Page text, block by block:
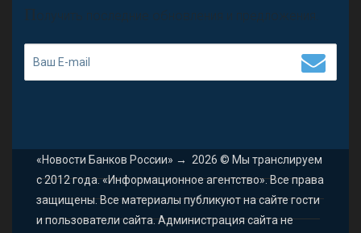
П олучить последние обновления и предложения.
«Новости Банков России» → 2026 © Мы транслируем
с 2012 года. «Информационное агентство». Все права
защищены. Все материалы публикуют на сайте гости
и пользователи сайта. Администрация сайта не